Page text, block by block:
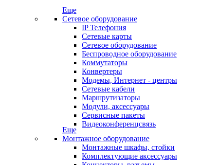
Еще
Сетевое оборудование
IP Телефония
Сетевые карты
Сетевое оборудование
Беспроводное оборудование
Коммутаторы
Конвертеры
Модемы, Интернет - центры
Сетевые кабели
Маршрутизаторы
Модули, аксессуары
Сервисные пакеты
Видеоконференцсвязь
Еще
Монтажное оборудование
Монтажные шкафы, стойки
Комплектующие аксессуары